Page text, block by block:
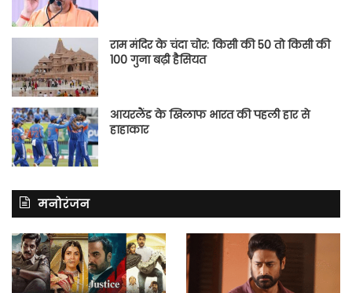
राम मंदिर के चंदा चोर: किसी की 50 तो किसी की
100 गुना बढ़ी हैसियत
आयरलैंड के खिलाफ भारत की पहली हार से
हाहाकार
मनोरंजन